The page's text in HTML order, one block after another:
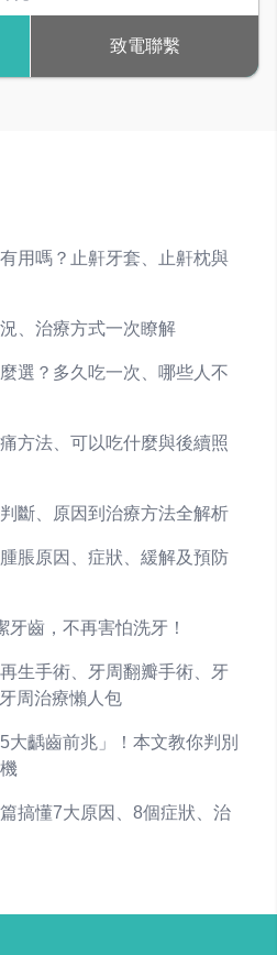
矯正
致電聯繫
用嗎？止鼾牙套、止鼾枕與
、治療方式一次瞭解
選？多久吃一次、哪些人不
方法、可以吃什麼與後續照
斷、原因到治療方法全解析
脹原因、症狀、緩解及預防
齒，不再害怕洗牙！
生手術、牙周翻瓣手術、牙
周治療懶人包
大齲齒前兆」！本文教你判別
搞懂7大原因、8個症狀、治